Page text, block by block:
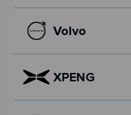
Volvo
XPENG